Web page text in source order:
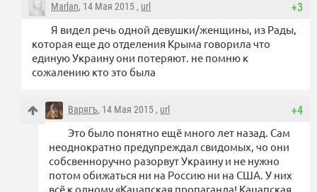
+3
Marlan, 14 Мая 2015 , url
Я видел речь одной девушки/женщины, из Рады,
которая еще до отделения Крыма говорила что
единую Украину они потеряют. не помню к
сожалению кто это была
+4
Варягъ, 14 Мая 2015 , url
Это было понятно ещё много лет назад. Сам
неоднократно предупреждал свидомых, чо они
собсвенноручно разорвут Украину и не нужно
потом обижаться ни на Россию ни на США. У них
всё к одному «Кацапская пропаганда! Кацапская